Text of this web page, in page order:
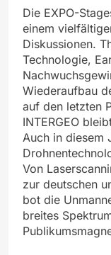
Die EXPO-
einem
Diskussionen.
Technologie,
Wiederaufbau
auf den letzten
INTERGEO
Auch in diesem
Von
zur deutschen
bot die
breites